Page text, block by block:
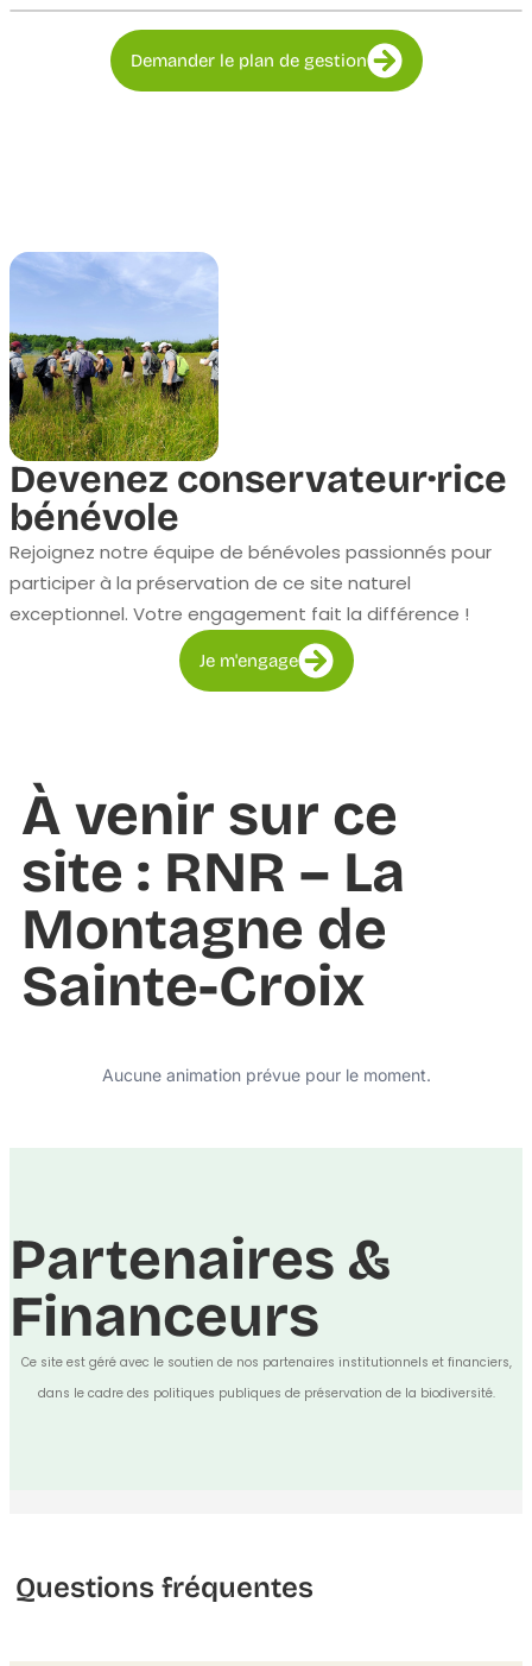
Demander le plan de gestion
Devenez conservateur·rice
bénévole
Rejoignez notre équipe de bénévoles passionnés pour
participer à la préservation de ce site naturel
exceptionnel. Votre engagement fait la différence !
Je m'engage
À venir sur ce
site : RNR – La
Montagne de
Sainte-Croix
Aucune animation prévue pour le moment.
Partenaires &
Financeurs
Ce site est géré avec le soutien de nos partenaires institutionnels et financiers,
dans le cadre des politiques publiques de préservation de la biodiversité.
Questions fréquentes